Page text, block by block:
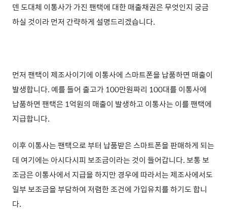
덴 도대체 이통사가 가진 팬택에 대한 매출채권은 무엇인지 궁금
하실 것이라 먼저 간략하게 설명드리겠습니다.
먼저 팬택이 제조사이기에 이통사에 스마트폰을 납품하면 매출이
발생합니다. 예를 들어 출고가 100만원짜리 100대를 이통사에
납품하면 팬택은 1억원의 매출이 발생하고 이통사는 이를 팬택에
지급합니다.
이후 이통사는 팬택으로 부터 납품받은 스마트폰을 판매하게 되는
데 여기에는 아시다시피 보조금이라는 것이 들어갑니다. 보통 보
조금은 이통사에서 지급을 하지만 경우에 따라서는 제조사에서도
일부 보조금을 부담하여 저렴한 조건에 가입유치를 하기도 합니
다.